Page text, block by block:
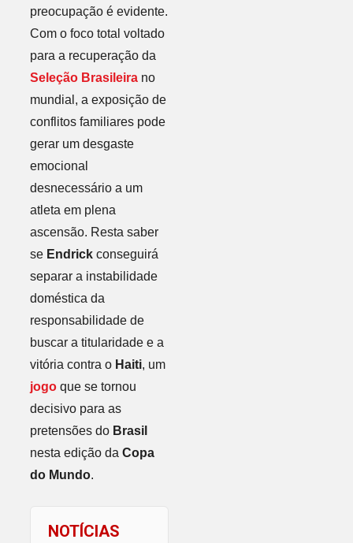
preocupação é evidente.
Com o foco total voltado
para a recuperação da
Seleção Brasileirano
mundial, a exposição de
conflitos familiares pode
gerar um desgaste
emocional
desnecessário a um
atleta em plena
ascensão. Resta saber
se Endrickconseguirá
separar a instabilidade
doméstica da
responsabilidade de
buscar a titularidade e a
vitória contra o Haiti, um
jogoque se tornou
decisivo para as
pretensões do Brasil
nesta edição da Copa
do Mundo.
NOTÍCIAS